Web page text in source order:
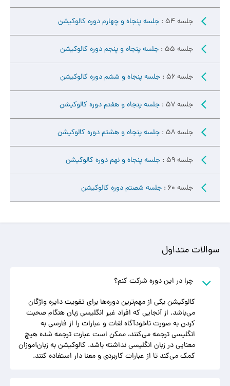
جلسه 54 : جلسه پنجاه و چهارم دوره کالوکیشن
جلسه 55 : جلسه پنجاه و پنجم دوره کالوکیشن
جلسه 56 : جلسه پنجاه و ششم دوره کالوکیشن
جلسه 57 : جلسه پنجاه و هفتم دوره کالوکیشن
جلسه 58 : جلسه پنجاه و هشتم دوره کالوکیشن
جلسه 59 : جلسه پنجاه و نهم دوره کالوکیشن
جلسه 60 : جلسه شصتم دوره کالوکیشن
سوالات متداول
چرا در این دوره شرکت کنم؟
کالوکیشن یکی از مهم‌ترین دوره‌ها برای تقویت دایره واژگان
می‌باشد. از آنجایی که افراد غیر انگلیسی زبان هنگام صحبت
کردن به صورت ناخودآگاه لغات و عبارات را از فارسی به
انگلیسی ترجمه می‌کنند، ممکن است عبارت ترجمه شده هیچ
معنایی در زبان انگلیسی نداشته باشد. کالوکیشن به زبان‌آموزان
کمک می‌کند تا از عبارات کاربردی و معنا دار استفاده کنند.